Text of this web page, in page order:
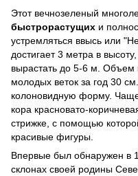
Этот вечнозеленый
быстрорастущих и
устремляться ввысь или
достигает 3 метра в
вырастать до 5-6 м.
молодых веток за год 30
колоновидную форму. Чаще
кора красновато-
стрижке, с помощью
красивые фигуры.
Впервые был обнаружен в
склонах своей родины